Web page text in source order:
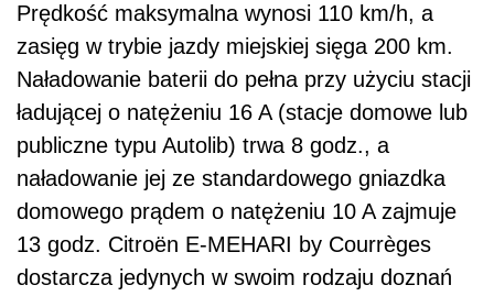
Prędkość maksymalna wynosi 110 km/h, a
zasięg w trybie jazdy miejskiej sięga 200 km.
Naładowanie baterii do pełna przy użyciu stacji
ładującej o natężeniu 16 A (stacje domowe lub
publiczne typu Autolib) trwa 8 godz., a
naładowanie jej ze standardowego gniazdka
domowego prądem o natężeniu 10 A zajmuje
13 godz. Citroën E-MEHARI by Courrèges
dostarcza jedynych w swoim rodzaju doznań